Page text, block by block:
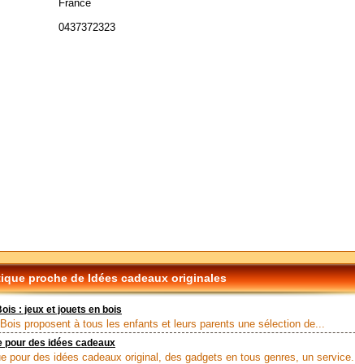
France
0437372323
proche de Idées cadeaux originales
: jeux et jouets en bois
proposent à tous les enfants et leurs parents une sélection de...
pour des idées cadeaux
pour des idées cadeaux original, des gadgets en tous genres, un